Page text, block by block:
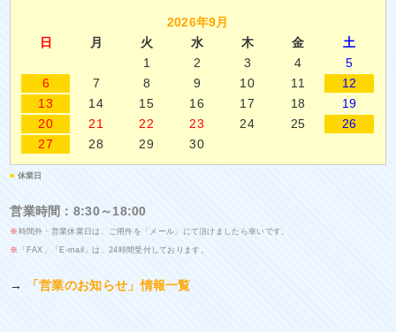
2026年9月
日
月 火 水 木 金
土
1
2 3 4
5
6
7 8 9 10 11
12
13
14 15 16 17 18
19
20
21 22 23 24 25
26
27
28 29 30
■ 休業日
営業時間：8:30～18:00
※ 時間外・営業休業日は、ご用件を「メール」にて頂けましたら幸いです。
※ 「FAX」「E-mail」は、24時間受付しております。
→ 「営業のお知らせ」情報一覧